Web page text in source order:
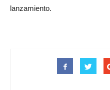
lanzamiento.